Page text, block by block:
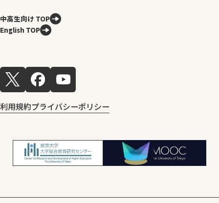
中高生向け TOP
English TOP
利用規約プライバシーポリシー